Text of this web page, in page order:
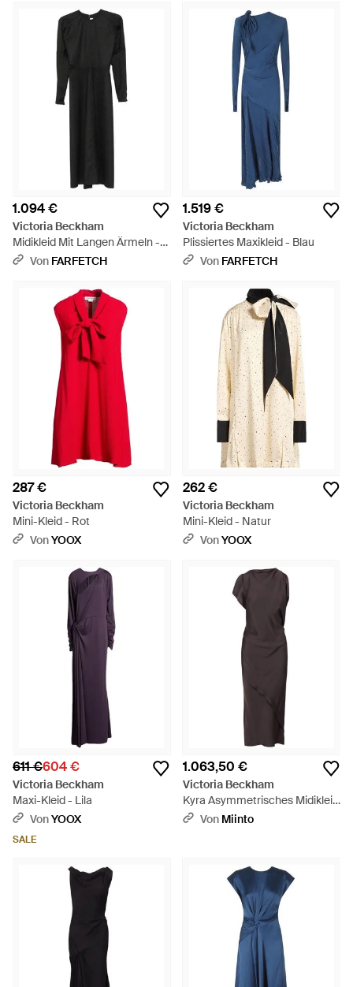
1.094 €
Victoria Beckham
Midikleid Mit Langen Ärmeln -
Schwarz
Von FARFETCH
1.519 €
Victoria Beckham
Plissiertes Maxikleid - Blau
Von FARFETCH
287 €
Victoria Beckham
Mini-Kleid - Rot
VonYOOX
262 €
Victoria Beckham
Mini-Kleid - Natur
VonYOOX
611 €604 €
Victoria Beckham
Maxi-Kleid - Lila
VonYOOX
SALE
1.063,50 €
Victoria Beckham
Kyra Asymmetrisches Midikleid
- Braun
Von Miinto